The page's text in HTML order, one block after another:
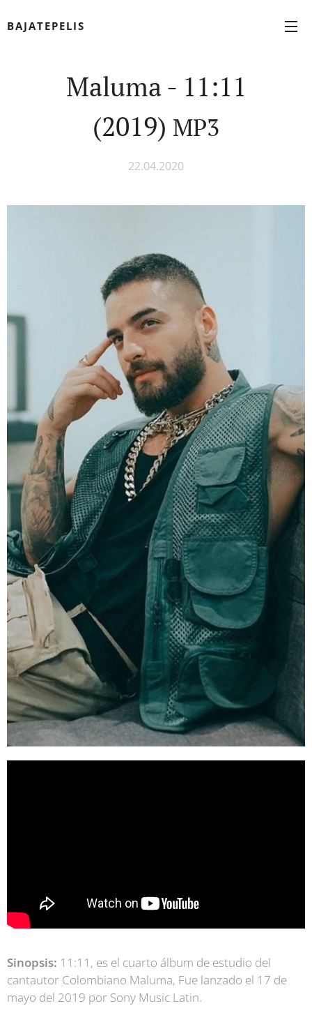
BAJATEPELIS
Maluma - 11:11
(2019) MP3
22.04.2020
Sinopsis: 11:11, es el cuarto álbum de estudio del
cantautor Colombiano Maluma, Fue lanzado el 17 de
mayo del 2019 por Sony Music Latin.